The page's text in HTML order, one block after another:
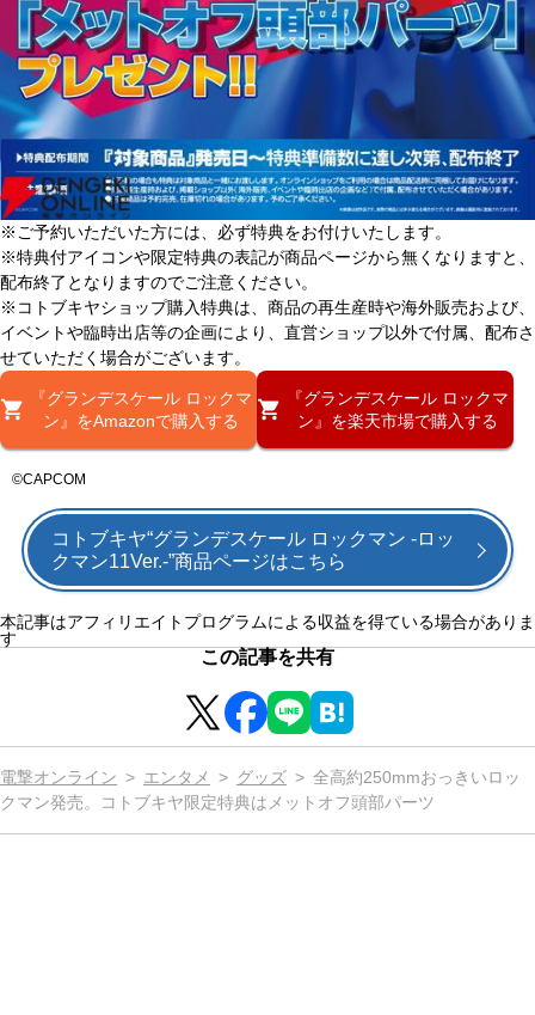
※ご予約いただいた方には、必ず特典をお付けいたします。
※特典付アイコンや限定特典の表記が商品ページから無くなりますと、
配布終了となりますのでご注意ください。
※コトブキヤショップ購入特典は、商品の再生産時や海外販売および、
イベントや臨時出店等の企画により、直営ショップ以外で付属、配布さ
せていただく場合がございます。
『グランデスケール ロックマ
ン』をAmazonで購入する
『グランデスケール ロックマ
ン』を楽天市場で購入する
©CAPCOM
コトブキヤ“グランデスケール ロックマン -ロッ
クマン11Ver.-”商品ページはこちら
本記事はアフィリエイトプログラムによる収益を得ている場合がありま
す
この記事を共有
電撃オンライン エンタメ グッズ
全高約250mmおっきいロッ
クマン発売。コトブキヤ限定特典はメットオフ頭部パーツ